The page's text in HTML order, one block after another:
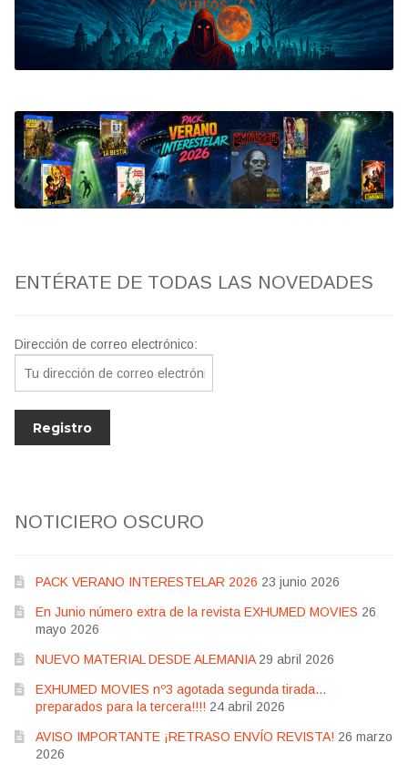
Bluray
Clasificada S
artwork
fantaterror
Jesús Franco
ENTÉRATE DE TODAS LAS NOVEDADES
Dirección de correo electrónico:
NOTICIERO OSCURO
PACK VERANO INTERESTELAR 2026 23 junio 2026
En Junio número extra de la revista EXHUMED MOVIES 26
mayo 2026
NUEVO MATERIAL DESDE ALEMANIA 29 abril 2026
EXHUMED MOVIES nº3 agotada segunda tirada…
preparados para la tercera!!!! 24 abril 2026
AVISO IMPORTANTE ¡RETRASO ENVÍO REVISTA! 26 marzo
2026